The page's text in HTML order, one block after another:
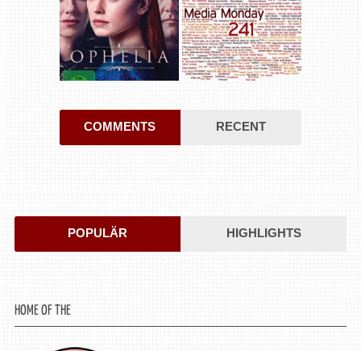
COMMENTS RECENT
POPULÄR HIGHLIGHTS
HOME OF THE